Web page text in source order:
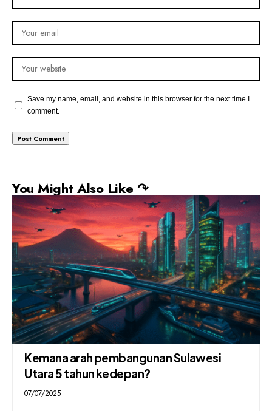
Save my name, email, and website in this browser for the next time I
comment.
You Might Also Like ↷
Kemana arah pembangunan Sulawesi
Utara 5 tahun kedepan?
07/07/2025